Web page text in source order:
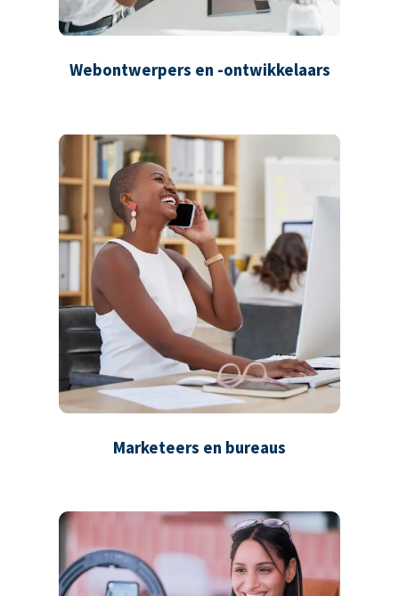
Webontwerpers en -ontwikkelaars
Marketeers en bureaus